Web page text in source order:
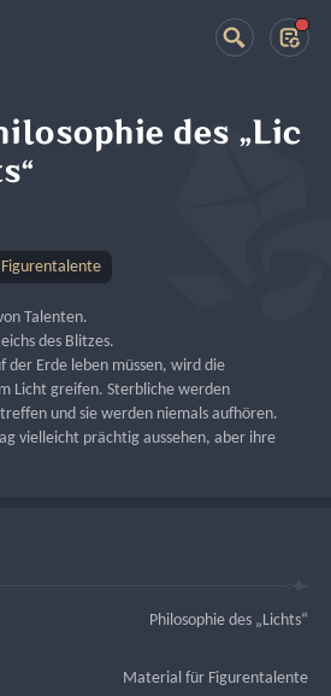
des „Lic
Talenten.
des Blitzes.
der Erde leben müssen, wird die
Licht greifen. Sterbliche werden
und sie werden niemals aufhören.
vielleicht prächtig aussehen, aber ihre
Philosophie des „Lichts“
Material für Figurentalente